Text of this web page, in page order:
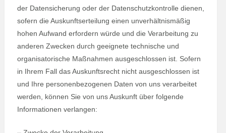
der Datensicherung oder der Datenschutzkontrolle dienen,
sofern die Auskunftserteilung einen unverhältnismäßig
hohen Aufwand erfordern würde und die Verarbeitung zu
anderen Zwecken durch geeignete technische und
organisatorische Maßnahmen ausgeschlossen ist. Sofern
in Ihrem Fall das Auskunftsrecht nicht ausgeschlossen ist
und Ihre personenbezogenen Daten von uns verarbeitet
werden, können Sie von uns Auskunft über folgende
Informationen verlangen: